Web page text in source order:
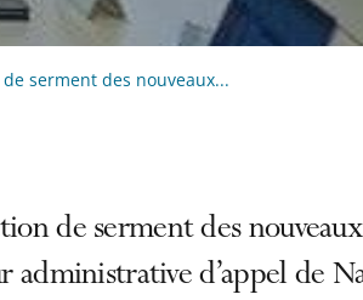
serment des nouveaux...
de serment des nouveaux
administrative d’appel de